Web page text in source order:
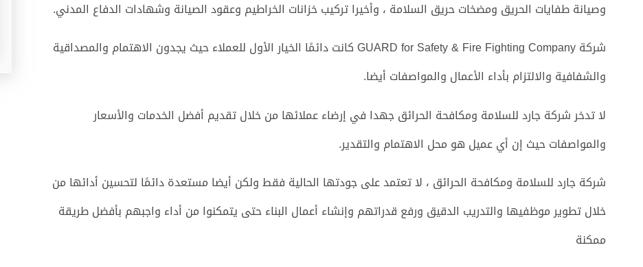
وصيانة طفايات الحريق ومضخات حريق السلامة ، وأخيرا تركيب خزانات الخراطيم وعقود الصيانة وشهادات الدفاع المدني.
شركة GUARD for Safety & Fire Fighting Company كانت دائمًا الخيار الأول للعملاء حيث يجدون الاهتمام والمصداقية
والشفافية والالتزام بأداء الأعمال والمواصفات أيضا.
لا تدخر شركة جارد للسلامة ومكافحة الحرائق جهدا في إرضاء عملائها من خلال تقديم أفضل الخدمات والأسعار
والمواصفات حيث إن أي عميل هو محل الاهتمام والتقدير.
شركة جارد للسلامة ومكافحة الحرائق ، لا تعتمد على جودتها الحالية فقط ولكن أيضا مستعدة دائمًا لتحسين أدائها من
خلال تطوير موظفيها والتدريب الدقيق ورفع قدراتهم وإنشاء أعمال البناء حتى يتمكنوا من أداء واجبهم بأفضل طريقة
ممكنة